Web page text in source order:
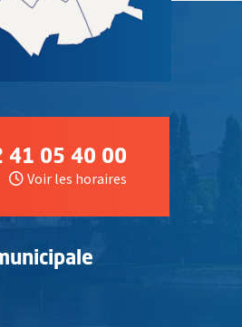
41 05 40 00
Voir les horaires